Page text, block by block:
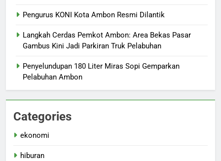
Pengurus KONI Kota Ambon Resmi Dilantik
Langkah Cerdas Pemkot Ambon: Area Bekas Pasar
Gambus Kini Jadi Parkiran Truk Pelabuhan
Penyelundupan 180 Liter Miras Sopi Gemparkan
Pelabuhan Ambon
Categories
ekonomi
hiburan